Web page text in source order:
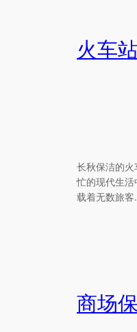
火车
长秋保洁的
忙的现代生
载着无数旅
商场